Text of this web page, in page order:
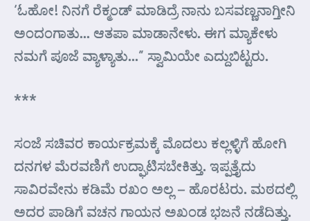
‘ಓಹೋ! ನಿನಗೆ ರೆಕ್ಮಂಡ್ ಮಾಡಿದ್ರೆ ನಾನು ಬಸವಣ್ಣನಾಗ್ತೀನಿ
ಅಂದಂಗಾತು… ಆತಪಾ ಮಾಡಾನೇಳು. ಈಗ ಮ್ಯಾಕೇಳು
ನಮಗೆ ಪೂಜೆ ವ್ಯಾಳ್ಯಾತು…” ಸ್ವಾಮಿಯೇ ಎದ್ದುಬಿಟ್ಟರು.
***
ಸಂಜೆ ಸಚಿವರ ಕಾರ್ಯಕ್ರಮಕ್ಕೆ ಮೊದಲು ಕಲ್ಲಳ್ಳಿಗೆ ಹೋಗಿ
ದನಗಳ ಮೆರವಣಿಗೆ ಉದ್ಘಾಟಿಸಬೇಕಿತ್ತು. ಇಪ್ಪತ್ತೈದು
ಸಾವಿರವೇನು ಕಡಿಮೆ ರಖಂ ಅಲ್ಲ – ಹೊರಟರು. ಮಠದಲ್ಲಿ
ಅದರ ಪಾಡಿಗೆ ವಚನ ಗಾಯನ ಅಖಂಡ ಭಜನೆ ನಡೆದಿತ್ತು.